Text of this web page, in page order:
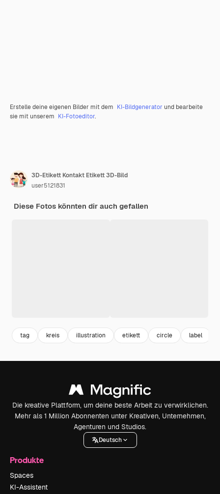
Erstelle deine eigenen Bilder mit dem KI-Bildgenerator und bearbeite
sie mit unserem KI-Fotoeditor.
3D-Etikett Kontakt Etikett 3D-Bild
user5121831
Diese Fotos könnten dir auch gefallen
tag kreis illustration etikett circle label
Die kreative Plattform, um deine beste Arbeit zu verwirklichen.
Mehr als 1 Million Abonnenten unter Kreativen, Unternehmen,
Agenturen und Studios.
Deutsch
Produkte
Spaces
KI-Assistent